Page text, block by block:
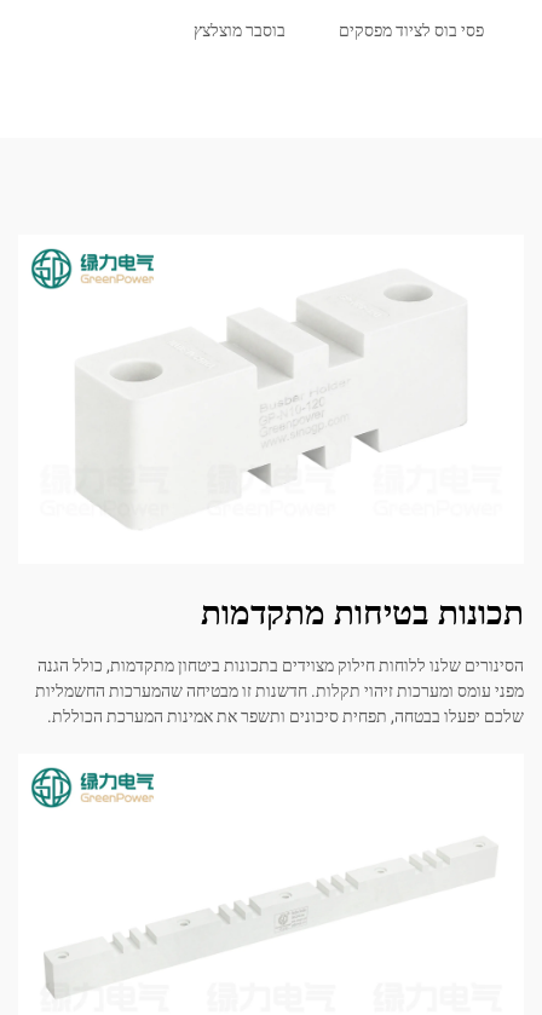
פסי בוס לציוד מפסקים בוסבר מוצלצץ
תכונות בטיחות מתקדמות
הסינורים שלנו ללוחות חילוק מצוידים בתכונות ביטחון מתקדמות, כולל הגנה
מפני עומס ומערכות זיהוי תקלות. חדשנות זו מבטיחה שהמערכות החשמליות
שלכם יפעלו בבטחה, תפחית סיכונים ותשפר את אמינות המערכת הכוללת.